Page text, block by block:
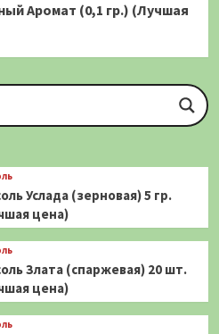
Аромат (0,1 гр.) (Лучшая
(спаржевая) 20 шт.
Услада (зерновая) 5 гр.
цена)
Злата (спаржевая) 20 шт.
цена)